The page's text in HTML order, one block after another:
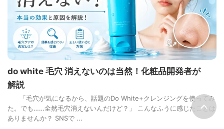
do white 毛穴 消えないのは当然！化粧品開発者が
解説
「毛穴が気になるから、話題のDo White+クレンジングを使ってみ
た。でも……全然毛穴消えないんだけど？」 こんなふうに感じたことは
ありませんか？ SNSで ...